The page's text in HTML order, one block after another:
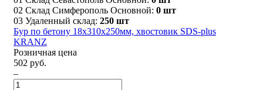
02 Склад Симферополь Основной: 0 шт
03 Удаленный склад: 250 шт
Бур по бетону 18x310x250мм, хвостовик SDS-plus
KRANZ
Розничная цена
502 руб.
–